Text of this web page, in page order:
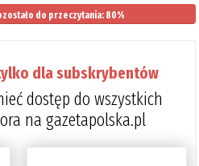
do przeczytania: 80%
dla subskrybentów
dostęp do wszystkich
na gazetapolska.pl